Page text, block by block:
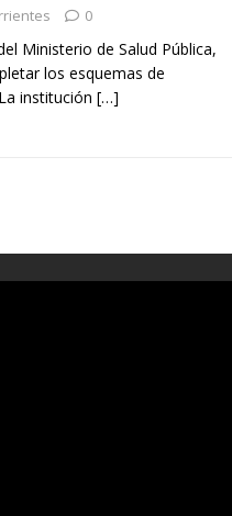
0
Ministerio de Salud Pública,
los esquemas de
institución […]